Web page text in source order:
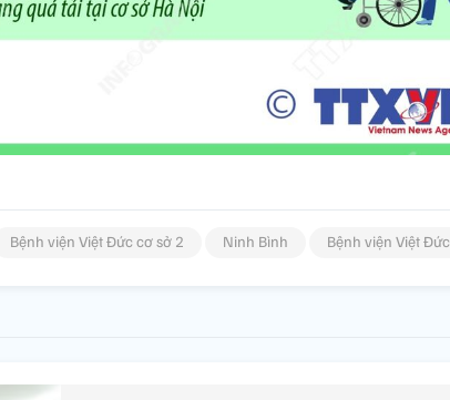
Bệnh viện Việt Đức cơ sở 2 Ninh Bình Bệnh viện Việt Đức